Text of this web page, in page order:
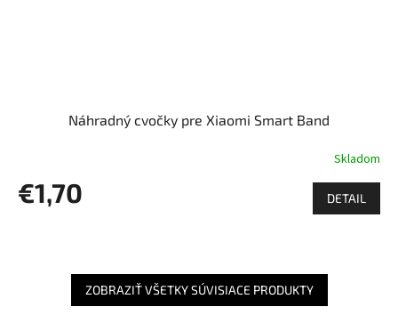
Náhradný cvočky pre Xiaomi Smart Band
Skladom
€1,70 DETAIL
ZOBRAZIŤ VŠETKY SÚVISIACE PRODUKTY